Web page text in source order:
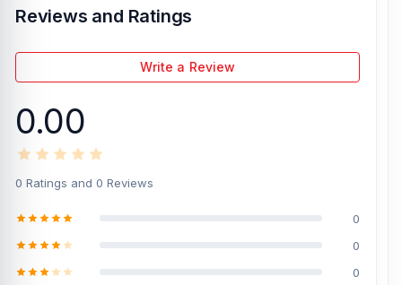
Reviews and Ratings
Write a Review
0.00
0 Ratings and 0 Reviews
0
0
0